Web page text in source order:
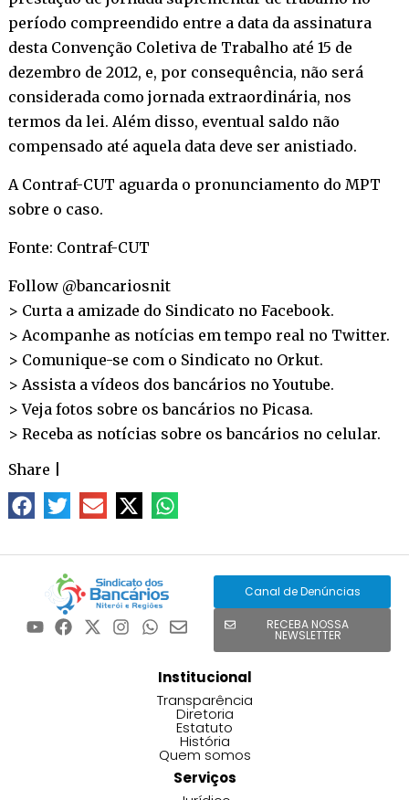
período compreendido entre a data da assinatura
desta Convenção Coletiva de Trabalho até 15 de
dezembro de 2012, e, por consequência, não será
considerada como jornada extraordinária, nos
termos da lei. Além disso, eventual saldo não
compensado até aquela data deve ser anistiado.
A Contraf-CUT aguarda o pronunciamento do MPT
sobre o caso.
Fonte: Contraf-CUT
Follow @bancariosnit
> Curta a amizade do Sindicato no Facebook.
> Acompanhe as notícias em tempo real no Twitter.
> Comunique-se com o Sindicato no Orkut.
> Assista a vídeos dos bancários noYoutube.
> Veja fotos sobre os bancários no Picasa.
> Receba as notícias sobre os bancários no celular.
Share
Canal de Denúncias
RECEBA NOSSA
NEWSLETTER
Institucional
Transparência
Diretoria
Estatuto
História
Quem somos
Serviços